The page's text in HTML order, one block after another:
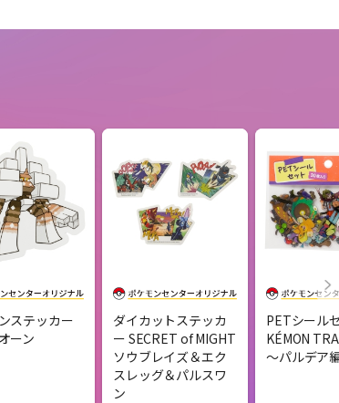
ステッカー
ーン
ダイカットステッカ
ー SECRET of MIGHT
ソウブレイズ＆エク
スレッグ＆パルスワ
ン
PETシール
KÉMON
～パルデア